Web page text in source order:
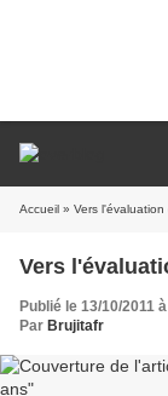
Accueil » Vers
Vers
Publié le 13/10/2011
Par Brujitafr